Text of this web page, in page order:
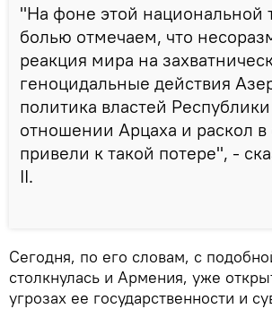
"На фоне этой национальной
болью отмечаем, что
реакция мира на
геноцидальные действия
политика властей
отношении Арцаха и раскол в
привели к такой потере", -
II.
Сегодня, по его словам, c
столкнулась и Армения, уже
угрозах ее государственности и